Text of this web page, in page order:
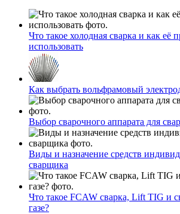
Что такое холодная сварка и как её
использовать
Как выбрать вольфрамовый
Выбор сварочного аппарата для
Виды и назначение средств
сварщика
Что такое FCAW сварка, Lift TIG и
газе?